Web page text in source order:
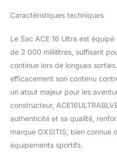
Caractéristiques techniques
Le Sac ACE 16 Ultra est
de 2 000 millilitres, suffisant
continue lors de longues
efficacement son contenu
un atout majeur pour les
constructeur,
authenticité et sa qualité,
marque OXSITIS, bien connue
équipements sportifs.